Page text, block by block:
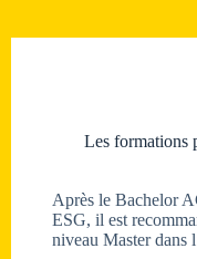
Les formations
Après le Bachelor
ESG, il est
niveau Master dans